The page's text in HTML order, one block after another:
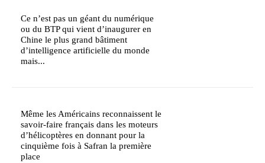
Ce n’est pas un géant du numérique
ou du BTP qui vient d’inaugurer en
Chine le plus grand bâtiment
d’intelligence artificielle du monde
mais...
Même les Américains reconnaissent le
savoir-faire français dans les moteurs
d’hélicoptères en donnant pour la
cinquième fois à Safran la première
place